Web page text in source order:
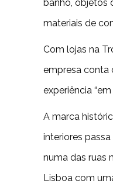
banho, objetos
materiais de
Com lojas na
empresa conta
experiência
A marca
interiores
numa das ruas
Lisboa com